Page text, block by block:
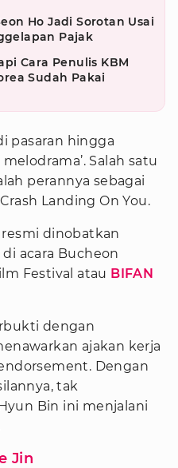
Ho Jadi Sorotan Usai
Pajak
Cara Penulis KBM
Sudah Pakai
pasaran hingga
Salah satu
perannya sebagai
Landing On You.
resmi dinobatkan
acara Bucheon
Festival atau BIFAN
dengan
ajakan kerja
Dengan
tak
Bin ini menjalani
Jin